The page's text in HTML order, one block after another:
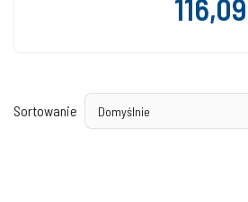
Sortowanie